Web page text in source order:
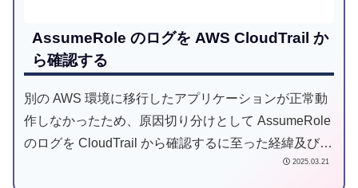
AssumeRole のログを AWS CloudTrail か
ら確認する
別の AWS 環境に移行したアプリケーションが正常動
作しなかったため、原因切り分けとして AssumeRole
のログを CloudTrail から確認するに至った経緯及び内
2025.03.21